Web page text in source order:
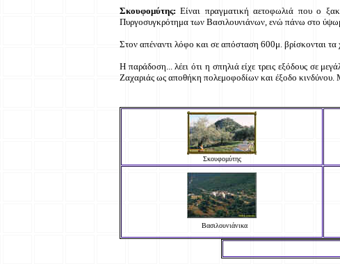
Σκουφομύτης:Είναι πραγματική αετοφωλιά που ο
Πυργοσυγκρότημα των Βασιλουνιάνων, ενώ πάνω στο
Στον απέναντι λόφο και σε απόσταση 600μ. βρίσκονται
Η παράδοση... λέει ότι η σπηλιά είχε τρεις εξόδους σε
Ζαχαριάς ως αποθήκη πολεμοφοδίων και έξοδο κινδύνου.
Σκουφομύτης
Βασιλουνιάνικα